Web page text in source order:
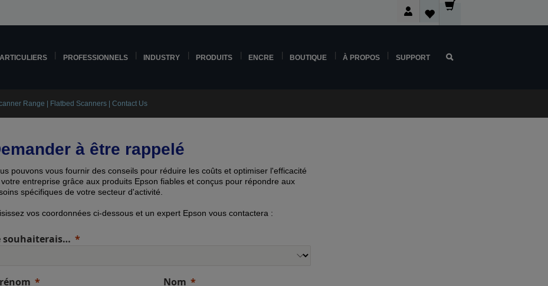
PROFESSIONNELS INDUSTRY PRODUITS ENCRE BOUTIQUE À PROPOS SUPPORT
Range | Flatbed Scanners | Contact Us
à être rappelé
pouvons vous fournir des conseils pour réduire les coûts et optimiser l'efficacité
entreprise grâce aux produits Epson fiables et conçus pour répondre aux
spécifiques de votre secteur d'activité.
vos coordonnées ci-dessous et un expert Epson vous contactera :
souhaiterais…
Nom